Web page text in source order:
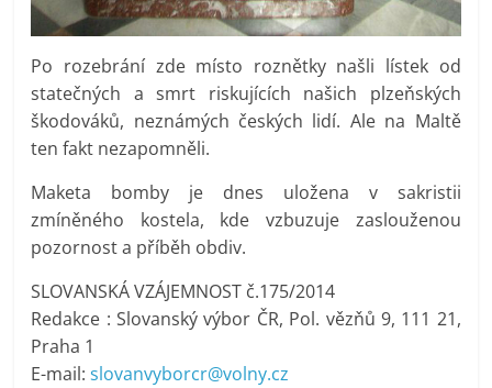
Po rozebrání zde místo roznětky našli lístek od
statečných a smrt riskujících našich plzeňských
škodováků, neznámých českých lidí. Ale na Maltě
ten fakt nezapomněli.
Maketa bomby je dnes uložena v sakristii
zmíněného kostela, kde vzbuzuje zaslouženou
pozornost a příběh obdiv.
SLOVANSKÁ VZÁJEMNOST č.175/2014
Redakce : Slovanský výbor ČR, Pol. vězňů 9, 111 21,
Praha 1
E-mail:slovanvyborcr@volny.cz